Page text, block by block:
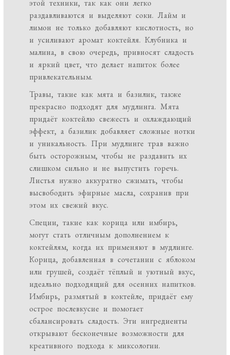
этой техники, так как они легко
раздавливаются и выделяют соки. Лайм и
лимон не только добавляют кислотность, но
и усиливают аромат коктейля. Клубника и
малина, в свою очередь, привносят сладость
и яркий цвет, что делает напиток более
привлекательным.
Травы, такие как мята и базилик, также
прекрасно подходят для мудлинга. Мята
придаёт коктейлю свежесть и охлаждающий
эффект, а базилик добавляет сложные нотки
и уникальность. При мудлинге трав важно
быть осторожным, чтобы не раздавить их
слишком сильно и не выпустить горечь.
Листья нужно аккуратно сжимать, чтобы
высвободить эфирные масла, сохранив при
этом их свежий вкус.
Специи, такие как корица или имбирь,
могут стать отличным дополнением к
коктейлям, когда их применяют в мудлинге.
Корица, добавленная в сочетании с яблоком
или грушей, создаёт тёплый и уютный вкус,
идеально подходящий для осенних напитков.
Имбирь, размятый в коктейле, придаёт ему
острое послевкусие и помогает
сбалансировать сладость. Эти ингредиенты
открывают бесконечные возможности для
креативного подхода к миксологии.